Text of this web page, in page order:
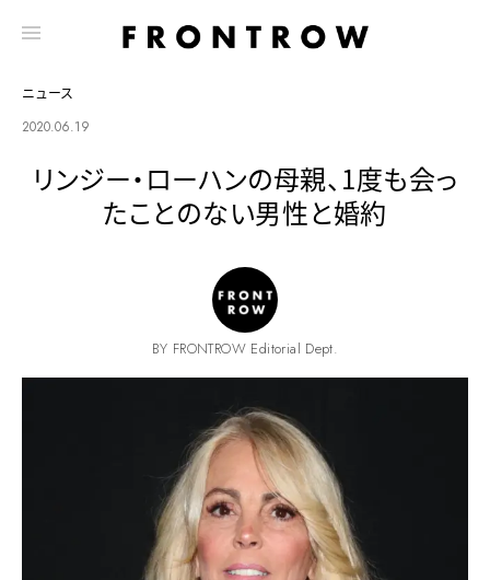
ニュース
2020.06.19
リンジー・ローハンの母親、1度も会っ
たことのない男性と婚約
BY FRONTROW Editorial Dept.